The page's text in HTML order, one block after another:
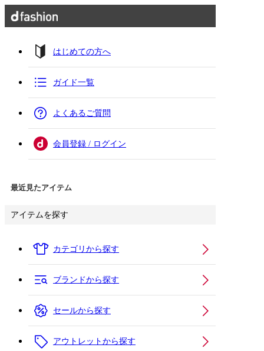
はじめての方へ
ガイド一覧
よくあるご質問
会員登録 / ログイン
最近見たアイテム
アイテムを探す
カテゴリから探す
ブランドから探す
セールから探す
アウトレットから探す